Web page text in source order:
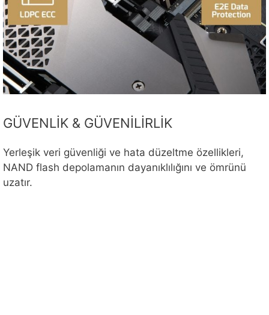
GÜVENLİK & GÜVENİLİRLİK
Yerleşik veri güvenliği ve hata düzeltme özellikleri,
NAND flash depolamanın dayanıklılığını ve ömrünü
uzatır.